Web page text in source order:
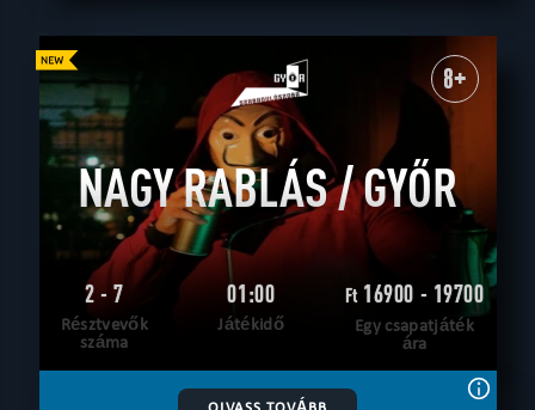
8+
NAGY RABLÁS / GYŐR
2 - 7
Résztvevők
száma
01:00
Játékidő
Ft16900 - 19700
Egy csapatjáték
ára